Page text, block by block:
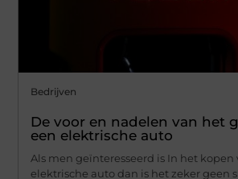
Bedrijven
De voor en nadelen van het
een elektrische auto
Als men geïnteresseerd is In het kopen
elektrische auto dan is het zeker geen